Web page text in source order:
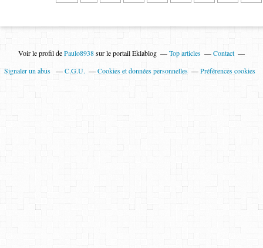
Voir le profil dePaulo8938sur le portail Eklablog Top articles
Contact
Signaler un abus
C.G.U. Cookies et données personnelles Préférences cookies